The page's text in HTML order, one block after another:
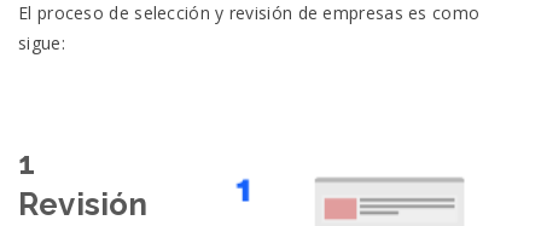
El proceso de selección y revisión de empresas es como
sigue:
1
Revisión